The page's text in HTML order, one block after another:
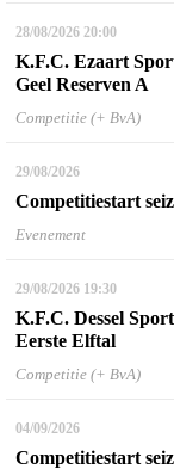
28/08/2026 20:00
K.F.C. Ezaart
Geel Reserven A
Competitie (+ BvA)
29/08/2026
Competitiestart
Evenement
29/08/2026 19:30
K.F.C. Dessel
Eerste Elftal
Competitie (+ BvA)
04/09/2026
Competitiestart